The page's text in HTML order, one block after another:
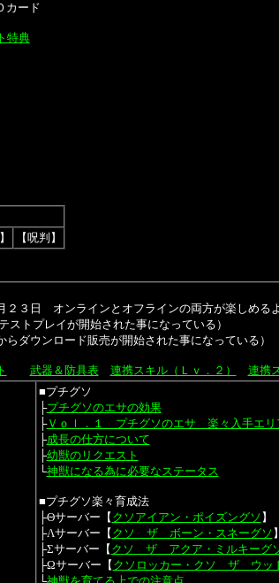
ド
特典
【呪判】
３日 オンラインとオフラインの両方が楽しめるよ
ストプレイが開始された事になっている）
ダウンロード販売が開始された事になっている）
武器＆防具表 連携スキル（Ｌｖ．２）
連携
■プチグソ
├プチグソのエサの効果
├Ｖｏｌ．１ プチグソのエサ 楽々入手エリ
├成長の仕方について
├幼獣のリクエスト
└神獣になる為に必要なステータス
■プチグソ楽々育成法
├Θサーバー【 クソアイアン・ポイズングソ 】
├Λサーバー【 クソ ザ ボーン・スネーグソ 】
├Σサーバー【 クソ ザ アクア・ミルキーグ
├Ωサーバー【 クソロッカー・クソ ザ ウッ